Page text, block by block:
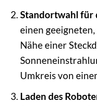
Standortwahl für
einen
Nähe einer
Umkreis von
Laden des